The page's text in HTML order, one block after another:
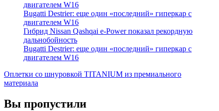
двигателем W16
Bugatti Destrier: еще один «последний» гиперкар с
двигателем W16
Гибрид Nissan Qashqai e-Power показал рекордную
дальнобойность
Bugatti Destrier: еще один «последний» гиперкар с
двигателем W16
Оплетки со шнуровкой TITANIUM из премиального
материала
Вы пропустили